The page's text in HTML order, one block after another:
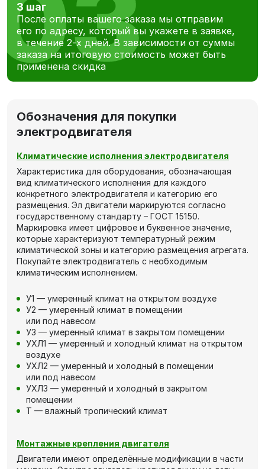
3 шаг
После оплаты вашего заказа мы отправим
его по адресу, который вы укажете в заявке,
в течение 2-х дней. В зависимости от суммы
заказа на итоговую стоимость может быть
применена скидка
Обозначения для покупки
электродвигателя
Климатические исполнения электродвигателя
Характеристика для оборудования, обозначающая
вид климатического исполнения для каждого
конкретного электродвигателя и категорию его
размещения. Эл двигатели маркируются согласно
государственному стандарту – ГОСТ 15150.
Маркировка имеет цифровое и буквенное значение,
которые характеризуют температурный режим
климатической зоны и категорию размещения агрегата.
Покупайте электродвигатель с необходимым
климатическим исполнением.
У1 — умеренный климат на открытом воздухе
У2 — умеренный климат в помещении
или под навесом
У3 — умеренный климат в закрытом помещении
УХЛ1 — умеренный и холодный климат на открытом
воздухе
УХЛ2 — умеренный и холодный в помещении
или под навесом
УХЛ3 — умеренный и холодный в закрытом
помещении
Т — влажный тропический климат
Монтажные крепления двигателя
Двигатели имеют определённые модификации в части